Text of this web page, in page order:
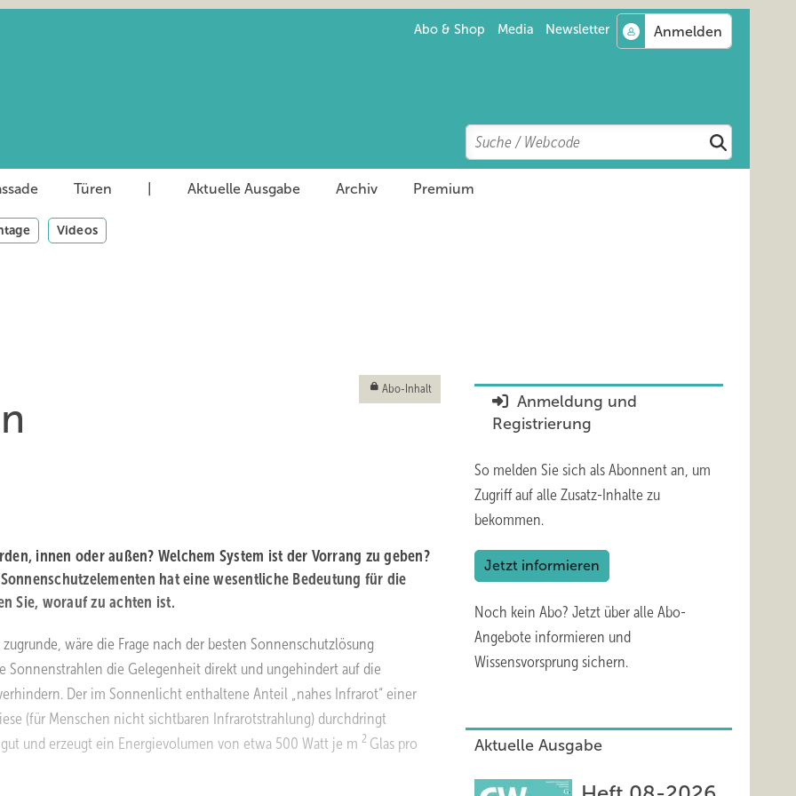
Abo & Shop Media Newsletter
Search
Suchen
Türen Aktuelle Ausgabe Archiv Premium
Videos
Abo-Inhalt
innen oder außen? Welchem System ist der Vorrang zu geben?
hat eine wesentliche Bedeutung für die
Sie, worauf zu achten ist.
wäre die Frage nach der besten Sonnenschutzlösung
die Gelegenheit direkt und ungehindert auf die
Der im Sonnenlicht enthaltene Anteil „nahes Infrarot“ einer
(für Menschen nicht sichtbaren Infrarotstrahlung) durchdringt
und erzeugt ein Energievolumen von etwa 500 Watt je m 2 Glas pro
Anmeldung und
Registrierung
So melden Sie sich als Abonnent an, um
Zugriff auf alle Zusatz-Inhalte zu
bekommen.
Jetzt informieren
Noch kein Abo? Jetzt über alle Abo-
Angebote informieren und
Wissensvorsprung sichern.
Aktuelle Ausgabe